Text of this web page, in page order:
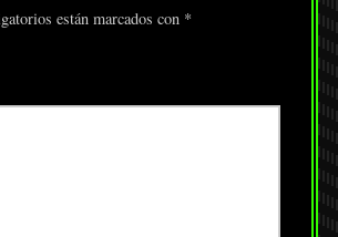
están marcados con *